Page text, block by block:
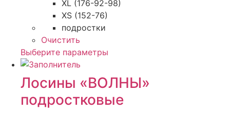
XL (176-92-98)
XS (152-76)
подростки
Очистить
Выберите параметры
имеет
несколько
вариаций.
Лосины «ВОЛНЫ»
подростковые